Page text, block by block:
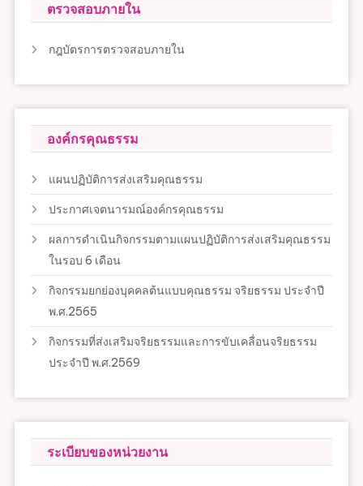
ตรวจสอบภายใน
กฎบัตรการตรวจสอบภายใน
องค์กรคุณธรรม
แผนปฏิบัติการส่งเสริมคุณธรรม
ประกาศเจตนารมณ์องค์กรคุณธรรม
ผลการดำเนินกิจกรรมตามแผนปฏิบัติการส่งเสริมคุณธรรม
ในรอบ 6 เดือน
กิจกรรมยกย่องบุคคลต้นแบบคุณธรรม จริยธรรม ประจำปี
พ.ศ.2565
กิจกรรมที่ส่งเสริมจริยธรรมและการขับเคลื่อนจริยธรรม
ประจำปี พ.ศ.2569
ระเบียบของหน่วยงาน